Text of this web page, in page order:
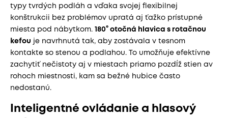
typy tvrdých podláh a vďaka svojej flexibilnej
konštrukcii bez problémov upratá aj ťažko prístupné
miesta pod nábytkom.
180° otočná hlavica s rotačnou
kefou je navrhnutá tak, aby zostávala v tesnom
kontakte so stenou a podlahou. To umožňuje efektívne
zachytiť nečistoty aj v miestach priamo pozdĺž stien av
rohoch miestnosti, kam sa bežné hubice často
nedostanú.
Inteligentné ovládanie a hlasový